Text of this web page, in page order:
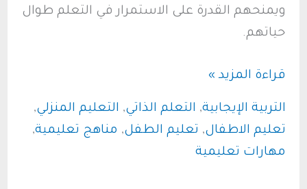
ويمنحهم القدرة على الاستمرار في التعلم طوال
حياتهم.
تجاوز
المدرسة:
قراءة المزيد »
التربية الإيجابية, التعلم الذاتي, التعليم المنزلي,
تعليم الاطفال, تعليم الطفل, مناهج تعليمية,
مهارات تعليمية